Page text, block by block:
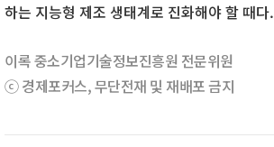
하는 지능형 제조 생태계로 진화해야 할 때다.
이록 중소기업기술정보진흥원 전문위원
ⓒ 경제포커스, 무단전재 및 재배포 금지